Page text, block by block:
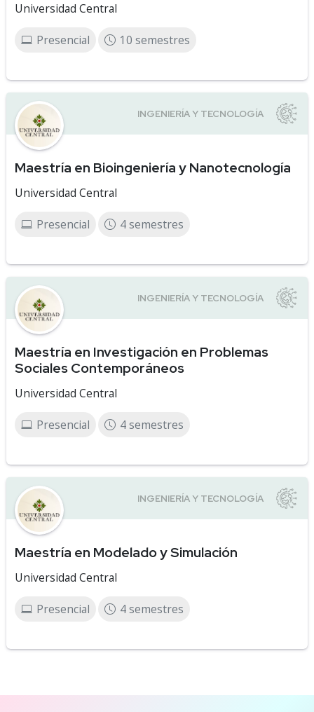
Universidad Central
Presencial 10 semestres
Maestría en Bioingeniería y Nanotecnología
Universidad Central
Presencial 4 semestres
Maestría en Investigación en Problemas
Sociales Contemporáneos
Universidad Central
Presencial 4 semestres
Maestría en Modelado y Simulación
Universidad Central
Presencial 4 semestres